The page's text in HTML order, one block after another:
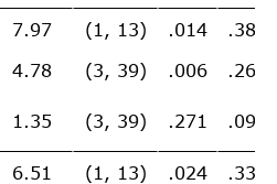
7.97 (1, 13) .014
.380
4.78 (3, 39) .006
.269
1.35 (3, 39) .271 .094
6.51 (1, 13) .024 .334